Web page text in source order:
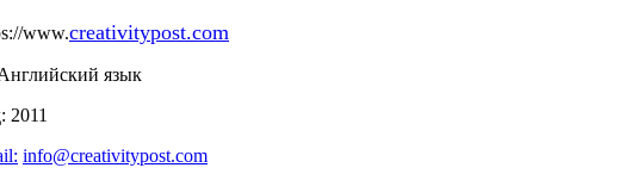
www.creativitypost.com
язык
2011
info@creativitypost.com